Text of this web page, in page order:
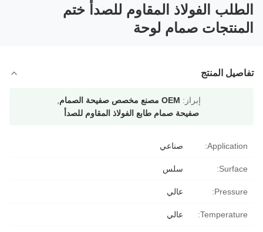
الطلب الفولاذ المقاوم للصدأ ختم
المنتجات صمام لوحة
تفاصيل المنتج
إبراز: OEM مصنع مخصص صفيحة الصمام
صفيحة صمام طابع الفولاذ المقاوم للصدأ
Application: صناعي
Surface: سلس
Pressure: عالي
Temperature: عالي